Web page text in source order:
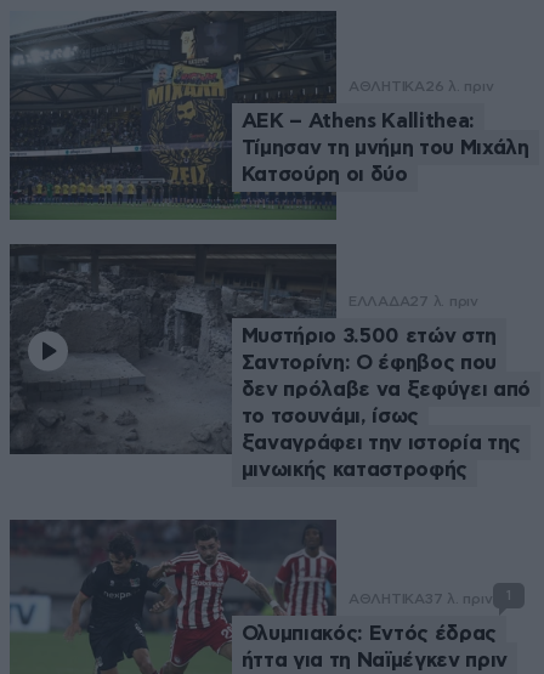
ΑΘΛΗΤΙΚΑ26 λ. πριν
ΑΕΚ – Athens Kallithea:
Τίμησαν τη μνήμη του Μιχάλη
Κατσούρη οι δύο
ΕΛΛΑΔΑ27 λ. πριν
Μυστήριο 3.500 ετών στη
Σαντορίνη: Ο έφηβος που
δεν πρόλαβε να ξεφύγει από
το τσουνάμι, ίσως
ξαναγράφει την ιστορία της
μινωικής καταστροφής
ΑΘΛΗΤΙΚΑ37 λ. πριν 1
Ολυμπιακός: Εντός έδρας
ήττα για τη Ναϊμέγκεν πριν